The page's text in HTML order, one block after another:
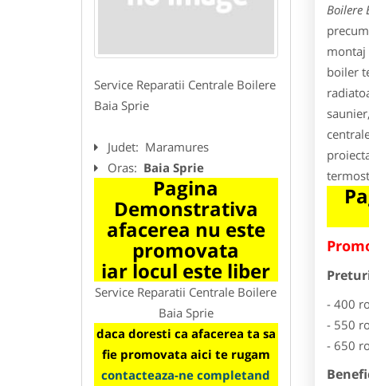
Service Reparatii Centrale Boilere
Baia Sprie
Judet: Maramures
Oras: Baia Sprie
Pagina
Demonstrativa
afacerea nu este
promovata
iar locul este liber
Service Reparatii Centrale Boilere
Baia Sprie
daca doresti ca afacerea ta sa
fie promovata aici te rugam
contacteaza-ne completand
Boilere
montaj
boiler
- 400
- 550
- 650